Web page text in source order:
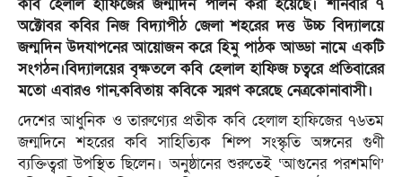
কবি হেলাল হাফিজের জন্মদিন পালন করা হয়েছে। শনিবার ৭
অক্টোবর কবির নিজ বিদ্যাপীঠ জেলা শহরের দত্ত উচ্চ বিদ্যালয়ে
জন্মদিন উদযাপনের আয়োজন করে হিমু পাঠক আড্ডা নামে একটি
সংগঠন।বিদ্যালয়ের বৃক্ষতলে কবি হেলাল হাফিজ চত্বরে প্রতিবারের
মতো এবারও গান,কবিতায় কবিকে স্মরণ করেছে নেত্রকোনাবাসী।
দেশের আধুনিক ও তারুণ্যের প্রতীক কবি হেলাল হাফিজের ৭৬তম
জন্মদিনে শহরের কবি সাহিত্যিক শিল্প সংস্কৃতি অঙ্গনের গুণী
ব্যক্তিত্বরা উপস্থিত ছিলেন। অনুষ্ঠানের শুরুতেই ‘আগুনের পরশমণি’